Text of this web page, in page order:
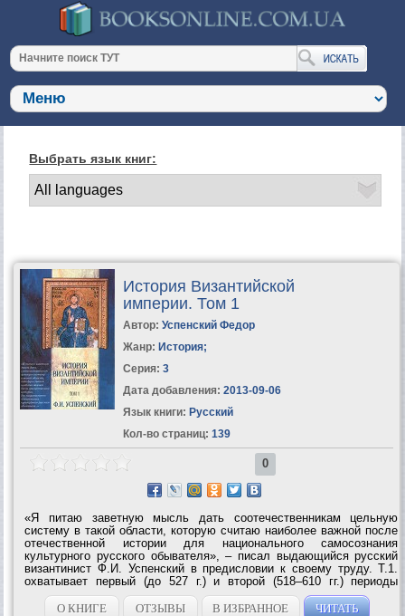
Выбрать язык книг:
История Византийской
империи. Том 1
Автор: Успенский Федор
Жанр: История;
Серия: 3
Дата добавления: 2013-09-06
Язык книги: Русский
Кол-во страниц: 139
0
«Я питаю заветную мысль дать соотечественникам цельную
систему в такой области, которую считаю наиболее важной после
отечественной истории для национального самосознания
культурного русского обывателя», – писал выдающийся русский
византинист Ф.И. Успенский в предисловии к своему труду. Т.1.
охватывает первый (до 527 г.) и второй (518–610 гг.) периоды
истории Византии, – от перенесения столицы в Константинопль до
восстания экзарха...
О КНИГЕ ОТЗЫВЫ В ИЗБРАННОЕ ЧИТАТЬ